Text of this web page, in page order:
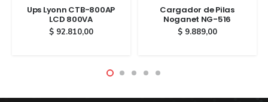
Ups Lyonn CTB-800AP
LCD 800VA
$92.810,00
Cargador de Pilas
Noganet NG-516
$9.889,00